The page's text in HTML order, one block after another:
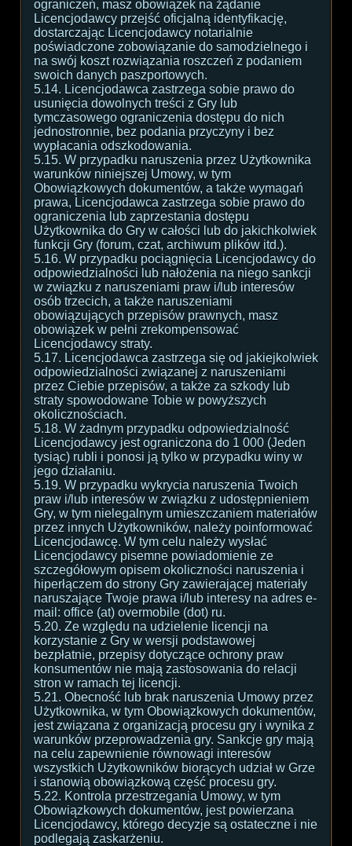
ograniczeń, masz obowiązek na żądanie
Licencjodawcy przejść oficjalną identyfikację,
dostarczając Licencjodawcy notarialnie
poświadczone zobowiązanie do samodzielnego i
na swój koszt rozwiązania roszczeń z podaniem
swoich danych paszportowych.
5.14. Licencjodawca zastrzega sobie prawo do
usunięcia dowolnych treści z Gry lub
tymczasowego ograniczenia dostępu do nich
jednostronnie, bez podania przyczyny i bez
wypłacania odszkodowania.
5.15. W przypadku naruszenia przez Użytkownika
warunków niniejszej Umowy, w tym
Obowiązkowych dokumentów, a także wymagań
prawa, Licencjodawca zastrzega sobie prawo do
ograniczenia lub zaprzestania dostępu
Użytkownika do Gry w całości lub do jakichkolwiek
funkcji Gry (forum, czat, archiwum plików itd.).
5.16. W przypadku pociągnięcia Licencjodawcy do
odpowiedzialności lub nałożenia na niego sankcji
w związku z naruszeniami praw i/lub interesów
osób trzecich, a także naruszeniami
obowiązujących przepisów prawnych, masz
obowiązek w pełni zrekompensować
Licencjodawcy straty.
5.17. Licencjodawca zastrzega się od jakiejkolwiek
odpowiedzialności związanej z naruszeniami
przez Ciebie przepisów, a także za szkody lub
straty spowodowane Tobie w powyższych
okolicznościach.
5.18. W żadnym przypadku odpowiedzialność
Licencjodawcy jest ograniczona do 1 000 (Jeden
tysiąc) rubli i ponosi ją tylko w przypadku winy w
jego działaniu.
5.19. W przypadku wykrycia naruszenia Twoich
praw i/lub interesów w związku z udostępnieniem
Gry, w tym nielegalnym umieszczaniem materiałów
przez innych Użytkowników, należy poinformować
Licencjodawcę. W tym celu należy wysłać
Licencjodawcy pisemne powiadomienie ze
szczegółowym opisem okoliczności naruszenia i
hiperłączem do strony Gry zawierającej materiały
naruszające Twoje prawa i/lub interesy na adres e-
mail: office (at) overmobile (dot) ru.
5.20. Ze względu na udzielenie licencji na
korzystanie z Gry w wersji podstawowej
bezpłatnie, przepisy dotyczące ochrony praw
konsumentów nie mają zastosowania do relacji
stron w ramach tej licencji.
5.21. Obecność lub brak naruszenia Umowy przez
Użytkownika, w tym Obowiązkowych dokumentów,
jest związana z organizacją procesu gry i wynika z
warunków przeprowadzenia gry. Sankcje gry mają
na celu zapewnienie równowagi interesów
wszystkich Użytkowników biorących udział w Grze
i stanowią obowiązkową część procesu gry.
5.22. Kontrola przestrzegania Umowy, w tym
Obowiązkowych dokumentów, jest powierzana
Licencjodawcy, którego decyzje są ostateczne i nie
podlegają zaskarżeniu.